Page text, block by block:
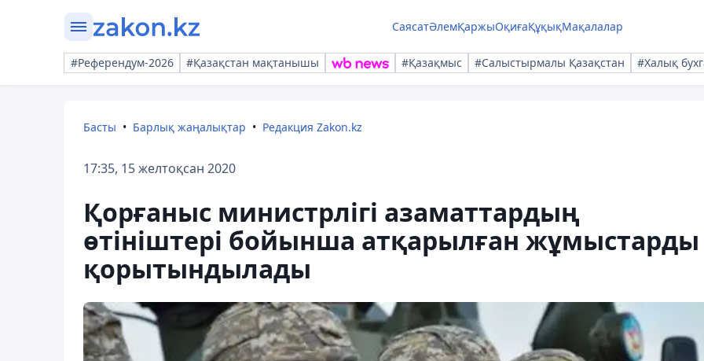
СаясатӘлемҚаржыОқиғаҚұқықМақалалар
#Референдум-2026 #Қазақстан мақтанышы #Қазақмыс #Салыстырмалы Қазақстан #Халық
Басты Барлық жаңалықтар Редакция Zakon.kz
17:35, 15 желтоқсан 2020
Қорғаныс министрлігі азаматтардың
өтініштері бойынша атқарылған жұмыстарды
қорытындылады